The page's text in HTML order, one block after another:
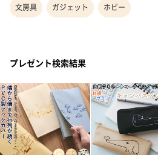
文房具 ガジェット ホビー
プレゼント検索結果